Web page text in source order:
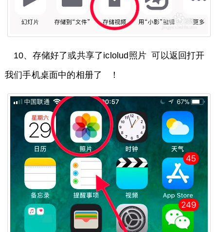
10、存储好了或共享了iclolud照片 可以返回打开
我们手机桌面中的相册了 ！